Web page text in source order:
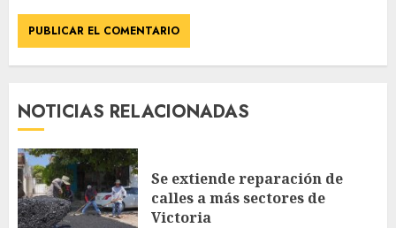
NOTICIAS RELACIONADAS
Se extiende reparación de
calles a más sectores de
Victoria